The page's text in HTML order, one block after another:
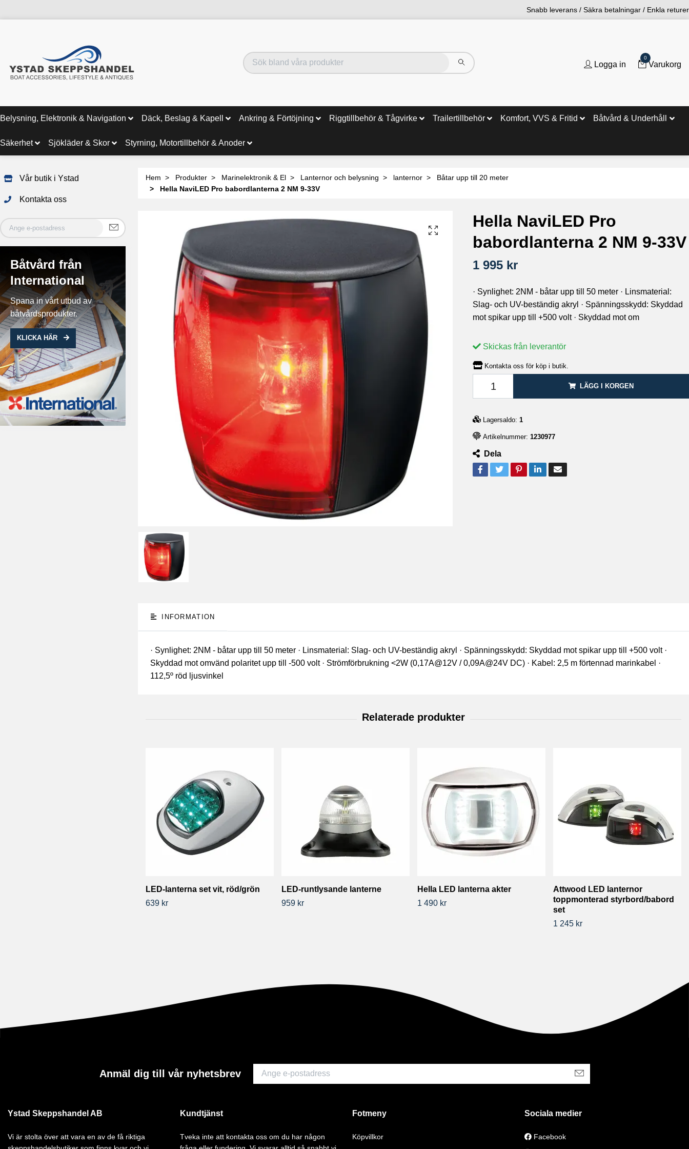
Snabb leverans / Säkra betalningar / Enkla returer
Logga in
0
Varukorg
Belysning, Elektronik & Navigation Däck, Beslag & Kapell Ankring & Förtöjning Riggtillbehör & Tågvirke Trailertillbehör Komfort, VVS & Fritid Båtvård & Underhåll
Säkerhet Sjökläder & Skor Styrning, Motortillbehör & Anoder
Vår butik i Ystad
Kontakta oss
Båtvård från
International
Spana in vårt utbud av
båtvårdsprodukter.
KLICKA HÄR
Hem Produkter Marinelektronik & El Lanternor och belysning lanternor
Båtar upp till 20 meter
Hella NaviLED Pro babordlanterna 2 NM 9-33V
Hella NaviLED Pro
babordlanterna 2 NM 9-33V
1 995 kr
· Synlighet: 2NM - båtar upp till 50 meter · Linsmaterial:
Slag- och UV-beständig akryl · Spänningsskydd: Skyddad
mot spikar upp till +500 volt · Skyddad mot om
Skickas från leverantör
Kontakta oss för köp i butik.
LÄGG I KORGEN
Lagersaldo: 1
Artikelnummer: 1230977
Dela
INFORMATION
· Synlighet: 2NM - båtar upp till 50 meter · Linsmaterial: Slag- och UV-beständig akryl · Spänningsskydd: Skyddad mot spikar upp till +500 volt ·
Skyddad mot omvänd polaritet upp till -500 volt · Strömförbrukning <2W (0,17A@12V / 0,09A@24V DC) · Kabel: 2,5 m förtennad marinkabel ·
112,5º röd ljusvinkel
LED-lanterna set vit, röd/grön
639 kr
LED-runtlysande lanterne
959 kr
Hella LED lanterna akter
1 490 kr
Attwood LED lanternor
toppmonterad styrbord/babord
set
1 245 kr
Anmäl dig till vår nyhetsbrev
Ystad Skeppshandel AB
Vi är stolta över att vara en av de få riktiga
Kundtjänst
Tveka inte att kontakta oss om du har någon
Fotmeny
Köpvillkor
Sociala medier
Facebook